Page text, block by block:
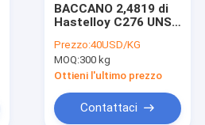
BACCANO 2,4819 di
Hastelloy C276 UNS
stagnola della
striscia della bobina
dell'acciaio legato di
ASTM B575
Prezzo:40USD/KG
MOQ:300 kg
Ottieni l'ultimo prezzo
Contattaci